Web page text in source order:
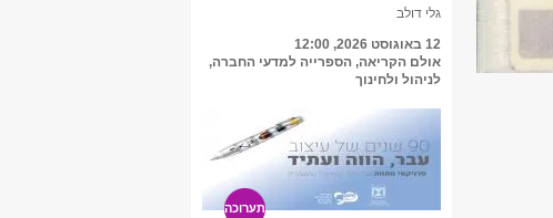
גלי דולב
12 באוגוסט 2026, 12:00
אולם הקריאה, הספרייה למדעי החברה,
לניהול ולחינוך
תערוכה